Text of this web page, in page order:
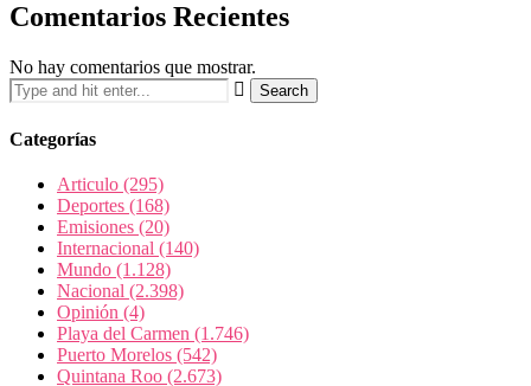
Comentarios Recientes
No hay comentarios que mostrar.
Categorías
Articulo (295)
Deportes (168)
Emisiones (20)
Internacional (140)
Mundo (1.128)
Nacional (2.398)
Opinión (4)
Playa del Carmen (1.746)
Puerto Morelos (542)
Quintana Roo (2.673)